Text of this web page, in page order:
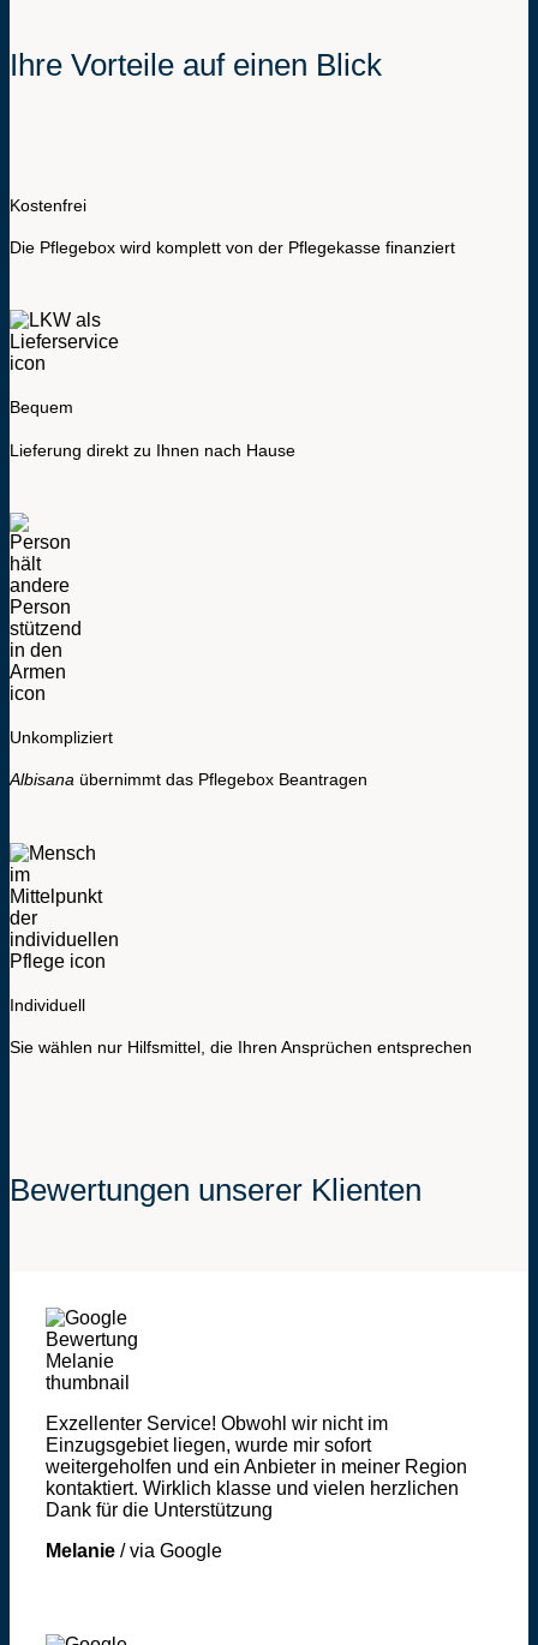
Ihre Vorteile auf einen Blick
Kostenfrei
Die Pflegebox wird komplett von der Pflegekasse finanziert
Bequem
Lieferung direkt zu Ihnen nach Hause
Unkompliziert
Albisana übernimmt das Pflegebox Beantragen
Individuell
Sie wählen nur Hilfsmittel, die Ihren Ansprüchen entsprechen
Bewertungen unserer Klienten
Exzellenter Service! Obwohl wir nicht im
Einzugsgebiet liegen, wurde mir sofort
weitergeholfen und ein Anbieter in meiner Region
kontaktiert. Wirklich klasse und vielen herzlichen
Dank für die Unterstützung
Melanie /via Google